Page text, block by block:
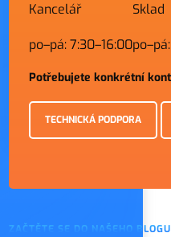
Kancelář
po–pá: 7:30–16:00
Sklad
Potřebujete konkrétní
TECHNICKÁ PODPORA
ZAČTĚTE SE DO NAŠEHO BLOGU